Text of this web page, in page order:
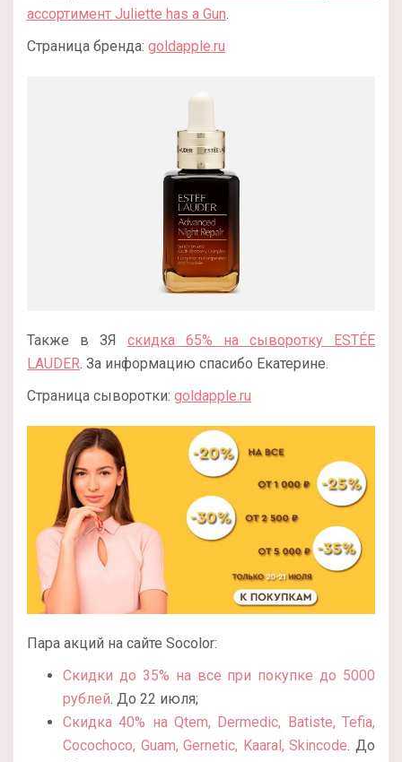
ассортимент Juliette has a Gun.
Страница бренда: goldapple.ru
Также в ЗЯ скидка 65% на сыворотку ESTÉE
LAUDER. За информацию спасибо Екатерине.
Страница сыворотки: goldapple.ru
Пара акций на сайте Socolor:
Скидки до 35% на все при покупке до 5000
рублей. До 22 июля;
Скидка 40% на Qtem, Dermedic, Batiste, Tefia,
Cocochoco, Guam, Gernetic, Kaaral, Skincode. До